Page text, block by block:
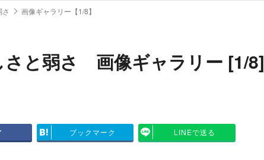
画像ギャラリー【1/8】
と弱さ 画像ギャラリー [1/8]
ブックマーク LINEで送る